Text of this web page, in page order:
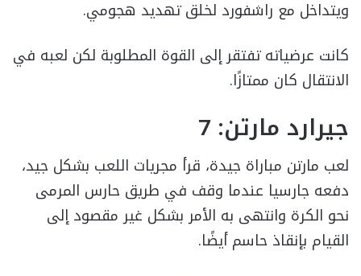
ويتداخل مع راشفورد لخلق تهديد هجومي.
كانت عرضياته تفتقر إلى القوة المطلوبة لكن لعبه في
الانتقال كان ممتازًا.
جيرارد مارتن: 7
لعب مارتن مباراة جيدة، قرأ مجريات اللعب بشكل جيد،
دفعه جارسيا عندما وقف في طريق حارس المرمى
نحو الكرة وانتهى به الأمر بشكل غير مقصود إلى
القيام بإنقاذ حاسم أيضًا.